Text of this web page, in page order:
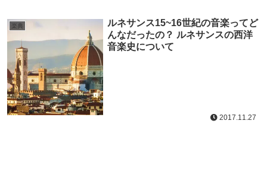
楽典
ルネサンス15~16世紀の音楽ってど
んなだったの？ ルネサンスの西洋
音楽史について
2017.11.27